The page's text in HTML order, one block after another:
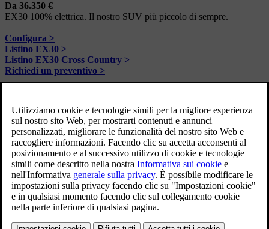
Da 36.350 €
EX30 100% elettrica. Il nostro SUV più piccolo di sempre.
Configura >
Listino EX30 >
Listino EX30 Cross Country >
Richiedi un preventivo >
ES90
Da 73.500 €
Una berlina premium 100% elettrica progettata per una vita in
perfetto equilibrio.
Configura >
Listino ES90 >
Richiedi un preventivo >